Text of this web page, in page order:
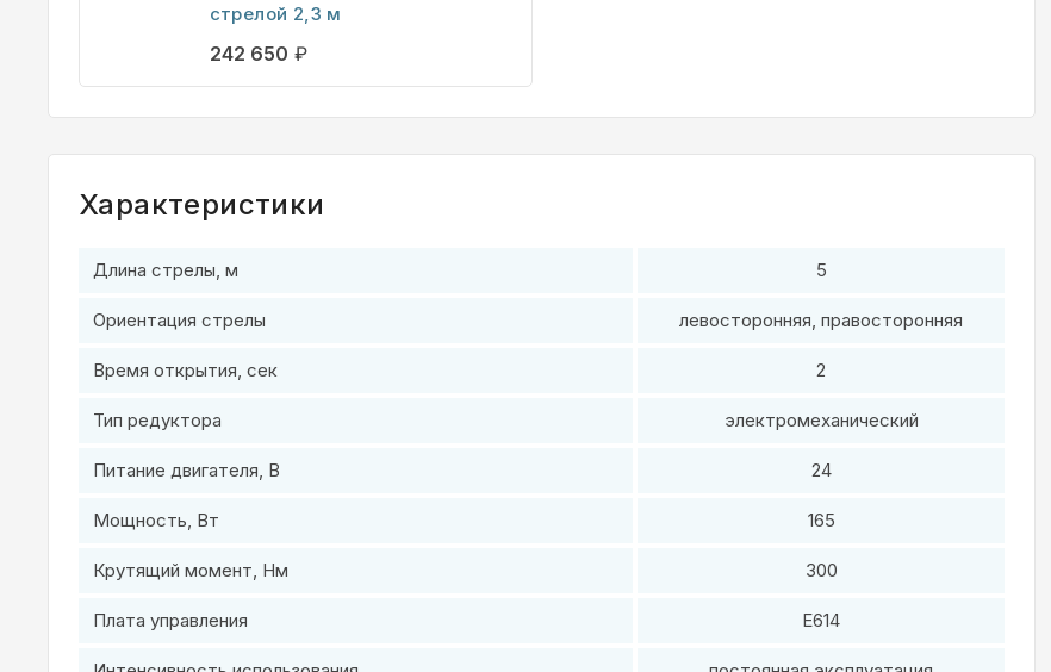
стрелой 2,3 м
242 650 ₽
Характеристики
Длина стрелы, м 5
Ориентация стрелы левосторонняя, правосторонняя
Время открытия, сек 2
Тип редуктора электромеханический
Питание двигателя, В 24
Мощность, Вт 165
Крутящий момент, Нм 300
Плата управления E614